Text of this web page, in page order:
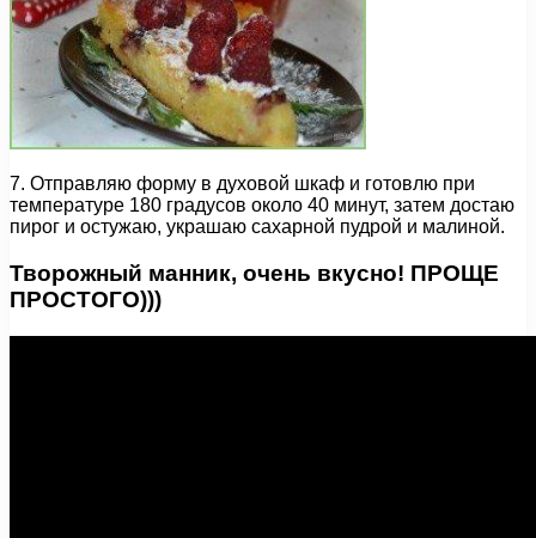
7. Отправляю форму в духовой шкаф и готовлю при
температуре 180 градусов около 40 минут, затем достаю
пирог и остужаю, украшаю сахарной пудрой и малиной.
Творожный манник, очень вкусно! ПРОЩЕ
ПРОСТОГО)))